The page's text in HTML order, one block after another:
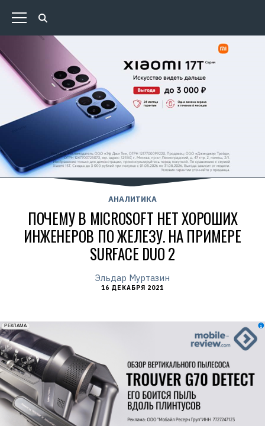
АНАЛИТИКА
ПОЧЕМУ В MICROSOFT НЕТ ХОРОШИХ
ИНЖЕНЕРОВ ПО ЖЕЛЕЗУ. НА ПРИМЕРЕ
SURFACE DUO 2
Эльдар Муртазин
16 ДЕКАБРЯ 2021
erid: 2VfnxxmNzs5
РЕКЛАМА